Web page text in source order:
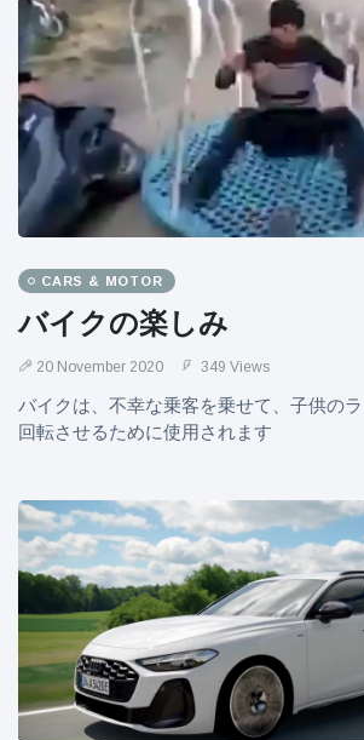
CARS & MOTOR
バイクの楽しみ
20 November 2020 349 Views
バイクは、不幸な乗客を乗せて、子供の
回転させるために使用されます